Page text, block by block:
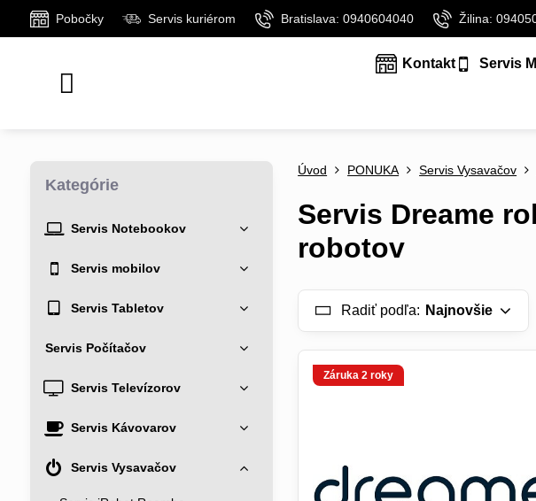
Pobočky Servis kuriérom Bratislava: 0940604040 Žilina:
Kontakt Servis
Úvod PONUKA Servis Vysavačov
Servis Dreame
robotov
Radiť podľa: Najnovšie
Záruka 2 roky
Kategórie
Servis Notebookov
Servis mobilov
Servis Tabletov
Servis Počítačov
Servis Televízorov
Servis Kávovarov
Servis Vysavačov